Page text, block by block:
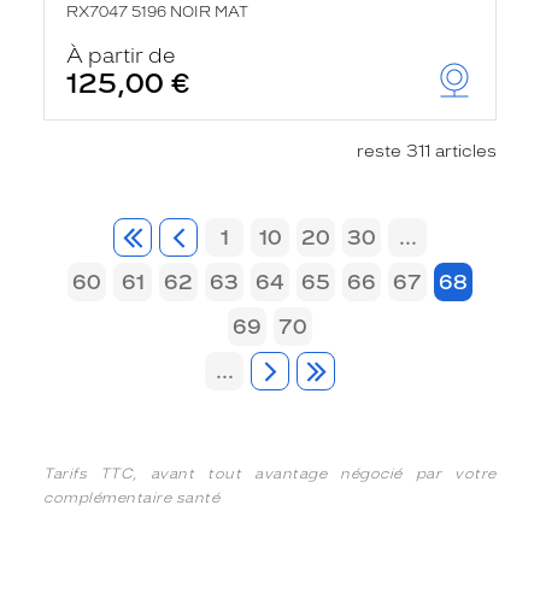
RX7047 5196 NOIR MAT
À partir de
125,00 €
reste 311 articles
1 10 20 30
...
60
61 62 63 64 65 66 67
68
69
70
...
Tarifs TTC, avant tout avantage négocié par votre
complémentaire santé